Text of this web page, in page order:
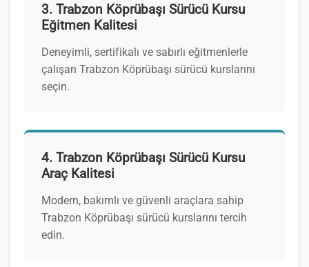
3. Trabzon Köprübaşı Sürücü Kursu
Eğitmen Kalitesi
Deneyimli, sertifikalı ve sabırlı eğitmenlerle
çalışan Trabzon Köprübaşı sürücü kurslarını
seçin.
4. Trabzon Köprübaşı Sürücü Kursu
Araç Kalitesi
Modern, bakımlı ve güvenli araçlara sahip
Trabzon Köprübaşı sürücü kurslarını tercih
edin.